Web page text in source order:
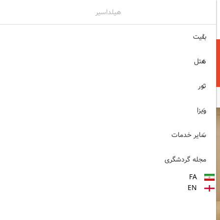
۰۲۱۷۷۶۵۵۹۶۰
هیلداسیر
بلیت
هتل
تور
ویزا
سایر خدمات
مجله گردشگری
FA
EN